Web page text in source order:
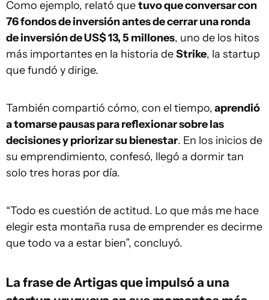
Como ejemplo, relató quetuvo que conversar con
76 fondos de inversión antes de cerrar una ronda
de inversión de US$ 13, 5 millones, uno de los hitos
más importantes en la historia deStrike, la startup
que fundó y dirige.
También compartió cómo, con el tiempo,aprendió
a tomarse pausas para reflexionar sobre las
decisiones y priorizar su bienestar. En los inicios de
su emprendimiento, confesó, llegó a dormir tan
solo tres horas por día.
“Todo es cuestión de actitud. Lo que más me hace
elegir esta montaña rusa de emprender es decirme
que todo va a estar bien”, concluyó.
La frase de Artigas que impulsó a una